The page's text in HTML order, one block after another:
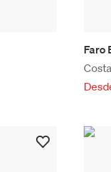
Faro